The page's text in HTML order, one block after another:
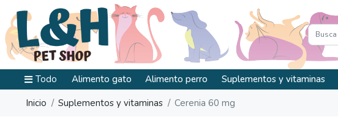
Todo Alimento gato Alimento perro Suplementos y vitaminas
Inicio
Suplementos y vitaminas Cerenia 60 mg